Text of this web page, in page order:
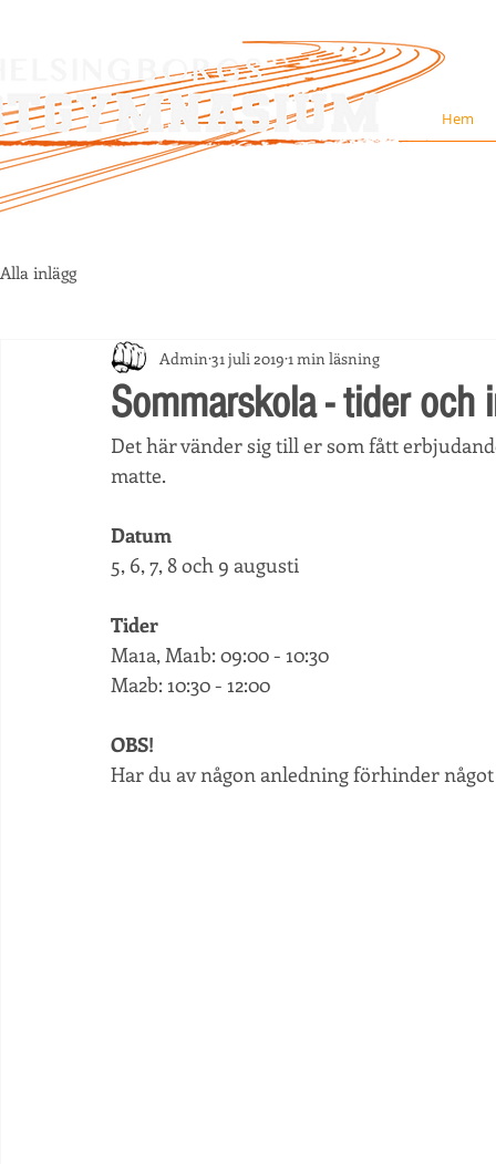
Hem
Alla inlägg
Sommarskola - tider och
Admin 31 juli 2019 1 min läsning
Det här vänder sig till er som fått
matte.
Datum
5, 6, 7, 8 och 9 augusti
Tider
Ma1a, Ma1b: 09:00 - 10:30
Ma2b: 10:30 - 12:00
OBS!
Har du av någon anledning förhinder